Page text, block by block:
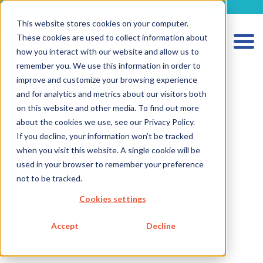
This website stores cookies on your computer.
These cookies are used to collect information about
how you interact with our website and allow us to
remember you. We use this information in order to
improve and customize your browsing experience
and for analytics and metrics about our visitors both
on this website and other media. To find out more
about the cookies we use, see our Privacy Policy.
If you decline, your information won’t be tracked
when you visit this website. A single cookie will be
used in your browser to remember your preference
not to be tracked.
Cookies settings
Accept Decline
HOME
SERVICES MEDICAL DEVICES
FUTURE-READY SOLUTIONS